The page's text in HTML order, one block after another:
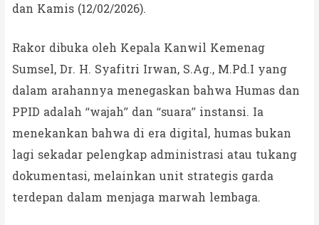
dan Kamis (12/02/2026).
Rakor dibuka oleh Kepala Kanwil Kemenag
Sumsel, Dr. H. Syafitri Irwan, S.Ag., M.Pd.I yang
dalam arahannya menegaskan bahwa Humas dan
PPID adalah “wajah” dan “suara” instansi. Ia
menekankan bahwa di era digital, humas bukan
lagi sekadar pelengkap administrasi atau tukang
dokumentasi, melainkan unit strategis garda
terdepan dalam menjaga marwah lembaga.